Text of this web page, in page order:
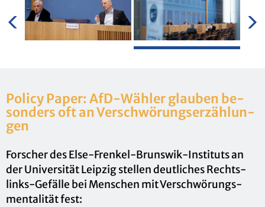
Po­li­cy Paper: AfD-Wäh­ler glau­ben be­
son­ders oft an Ver­schwö­rungs­er­zäh­lun­
gen
For­scher des Else-Fren­kel-Brunswik-In­sti­tuts an
der Uni­ver­si­tät Leip­zig stel­len deut­li­ches Rechts-
links-Ge­fäl­le bei Men­schen mit Ver­schwö­rungs­
men­ta­li­tät fest: